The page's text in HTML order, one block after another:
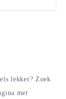
lekker? Zoek
met